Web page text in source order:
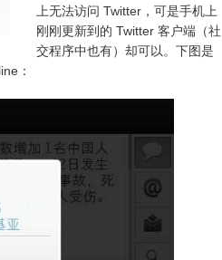
上无法访问 Twitter，可是手机上
刚刚更新到的 Twitter 客户端（社
交程序中也有）却可以。下图是
：